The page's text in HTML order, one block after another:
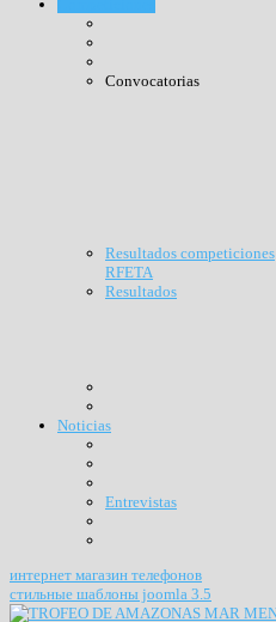
Convocatorias
Resultados competiciones
RFETA
Resultados
Noticias
Entrevistas
интернет магазин телефонов
стильные шаблоны joomla 3.5